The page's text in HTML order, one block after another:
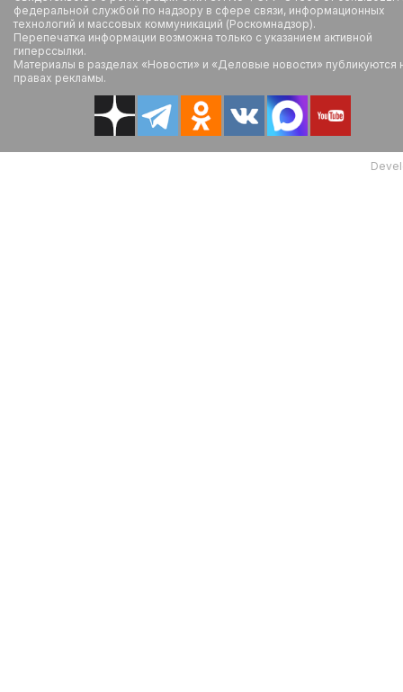
федеральной службой по надзору в сфере связи, информационных
технологий и массовых коммуникаций (Роскомнадзор).
Перепечатка информации возможна только с указанием активной
гиперссылки.
Материалы в разделах «Новости» и «Деловые новости» публикуются
правах рекламы.